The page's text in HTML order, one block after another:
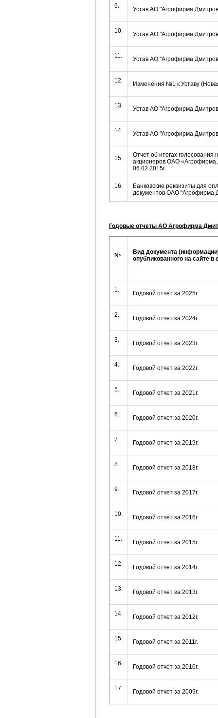
9. Устав АО "Агрофирма
10. Устав АО "Агрофирма
11. Устав АО "Агрофирма
12. Изменения №1 к Уставу
13. Устав АО "Агрофирма
14. Устав АО "Агрофирма
15.
Отчет об итогах
акционеров ОАО «Агрофирма
06.02.2015г.
16.
Банковские реквизиты для
документов ОАО
Годовые отчеты АО Агрофирма
№
Вид документа
опубликованного на сайте в
1. Годовой отчет за 2025г.
2. Годовой отчет за 2024г.
3. Годовой отчет за 2023г.
4. Годовой отчет за 2022г.
5. Годовой отчет за 2021г.
6. Годовой отчет за 2020г.
7. Годовой отчет за 2019г.
8. Годовой отчет за 2018г.
9. Годовой отчет за 2017г.
10. Годовой отчет за 2016г.
11. Годовой отчет за 2015г.
12. Годовой отчет за 2014г.
13. Годовой отчет за 2013г.
14. Годовой отчет за 2012г.
15. Годовой отчет за 2011г.
16. Годовой отчет за 2010г.
17. Годовой отчет за 2009г.